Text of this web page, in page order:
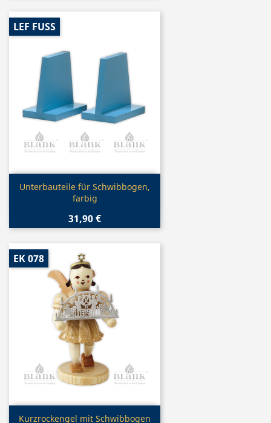
Vorschau
Unterbauteile für Schwibbogen,
farbig
31,90 €
LEF FUSS
Vorschau
Kurzrockengel mit Schwibbogen
EK 078